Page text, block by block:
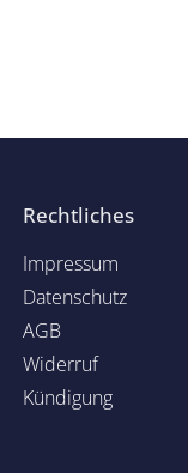
Rechtliches
Impressum
Datenschutz
AGB
Widerruf
Kündigung